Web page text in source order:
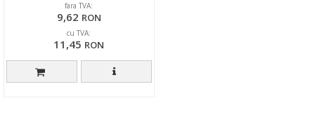
fara TVA:
9,62 RON
cu TVA:
11,45 RON